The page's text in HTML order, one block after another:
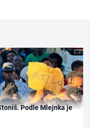
Podle Mlejnka je